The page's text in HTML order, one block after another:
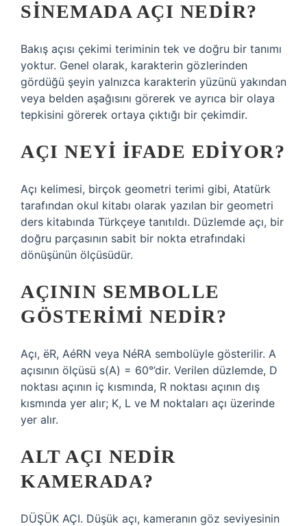
SINEMADA AÇI NEDIR?
Bakış açısı çekimi teriminin tek ve doğru bir tanımı
yoktur. Genel olarak, karakterin gözlerinden
gördüğü şeyin yalnızca karakterin yüzünü yakından
veya belden aşağısını görerek ve ayrıca bir olaya
tepkisini görerek ortaya çıktığı bir çekimdir.
AÇI NEYI IFADE EDIYOR?
Açı kelimesi, birçok geometri terimi gibi, Atatürk
tarafından okul kitabı olarak yazılan bir geometri
ders kitabında Türkçeye tanıtıldı. Düzlemde açı, bir
doğru parçasının sabit bir nokta etrafındaki
dönüşünün ölçüsüdür.
AÇININ SEMBOLLE
GÖSTERIMI NEDIR?
Açı, ëR, AéRN veya NéRA sembolüyle gösterilir. A
açısının ölçüsü s(A) = 60°’dir. Verilen düzlemde, D
noktası açının iç kısmında, R noktası açının dış
kısmında yer alır; K, L ve M noktaları açı üzerinde
yer alır.
ALT AÇI NEDIR
KAMERADA?
DÜŞÜK AÇI. Düşük açı, kameranın göz seviyesinin